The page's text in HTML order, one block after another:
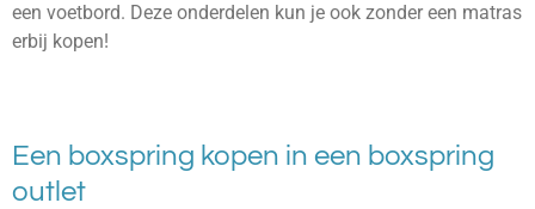
een voetbord. Deze onderdelen kun je ook zonder een matras
erbij kopen!
Een boxspring kopen in een boxspring
outlet